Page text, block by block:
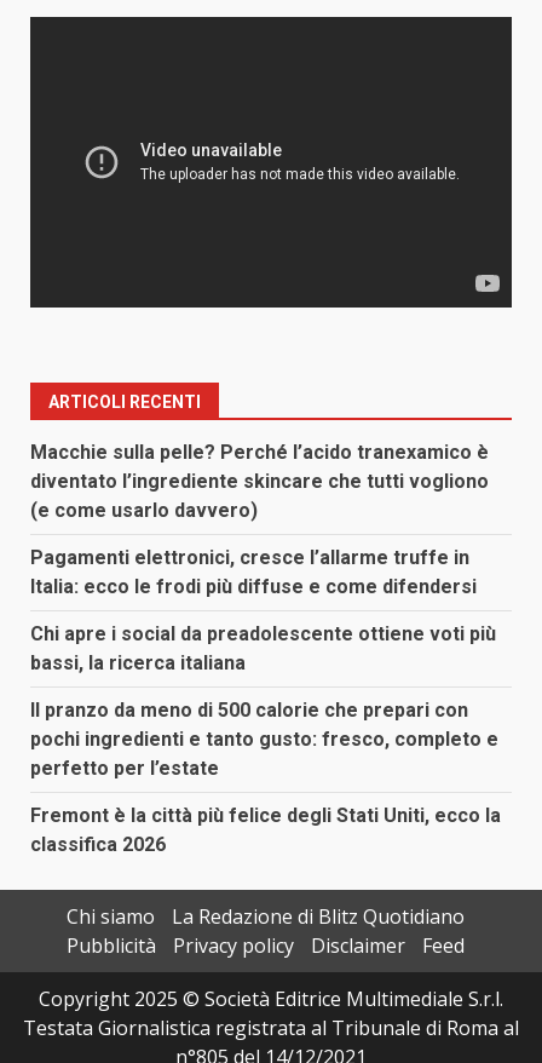
ARTICOLI RECENTI
Macchie sulla pelle? Perché l’acido tranexamico è
diventato l’ingrediente skincare che tutti vogliono
(e come usarlo davvero)
Pagamenti elettronici, cresce l’allarme truffe in
Italia: ecco le frodi più diffuse e come difendersi
Chi apre i social da preadolescente ottiene voti più
bassi, la ricerca italiana
Il pranzo da meno di 500 calorie che prepari con
pochi ingredienti e tanto gusto: fresco, completo e
perfetto per l’estate
Fremont è la città più felice degli Stati Uniti, ecco la
classifica 2026
Chi siamo
La Redazione di Blitz Quotidiano
Pubblicità
Privacy policy Disclaimer
Feed
Copyright 2025 © Società Editrice Multimediale S.r.l.
Testata Giornalistica registrata al Tribunale di Roma al
n°805 del 14/12/2021